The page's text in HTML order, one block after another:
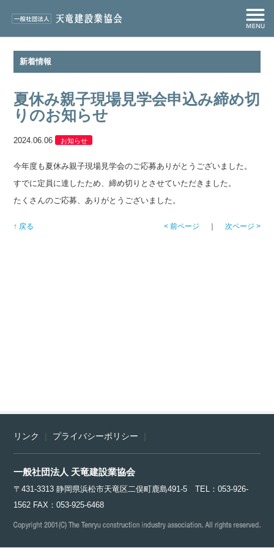
新着情報
夏休み親子現場見学会申込み締め切
りのお知らせ
2024.06.06 お知らせ
今年度も夏休み親子現場見学会のご応募ありがとうございました。
すでに定員に達したため、締め切りとさせていただきました。
たくさんのご応募、ありがとうございました。
↑ 戻る 次ページ >
< 前ページ
リンク プライバシーポリシー
一般社団法人 天竜建設業協会
〒431-3313 静岡県浜松市天竜区二俣町鹿島491-5 TEL：053-926-
1562 FAX：053-925-6468